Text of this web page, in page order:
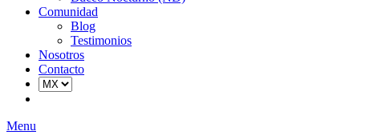
Comunidad
Blog
Testimonios
Nosotros
Contacto
Menu